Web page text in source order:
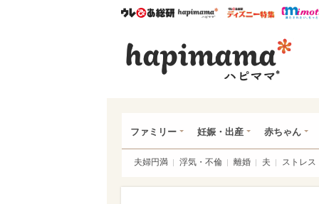
ウレぴあ総研ハピママ*
ウレぴ
ファミリー 妊娠・出産 赤ちゃん
夫婦円満 浮気・不倫 離婚 夫 ストレス